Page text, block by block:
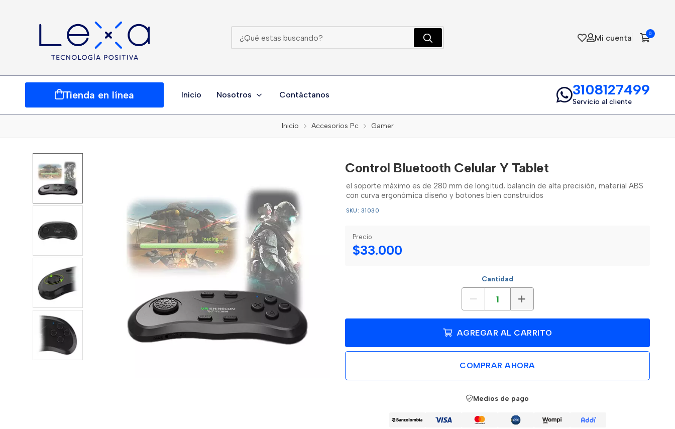
Mi cuenta 0
Tienda en línea Inicio Nosotros Contáctanos 3108127499
Servicio al cliente
Inicio Accesorios Pc Gamer
Control Bluetooth Celular Y Tablet
el soporte máximo es de 280 mm de longitud, balancín de alta precisión, material ABS
con curva ergonómica diseño y botones bien construidos
SKU: 31030
Precio
$33.000
Cantidad
AGREGAR AL CARRITO
COMPRAR AHORA
Medios de pago